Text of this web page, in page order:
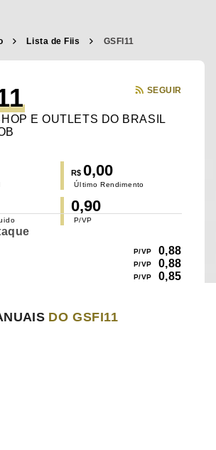
Lista de Fiis GSFI11
E OUTLETS DO BRASIL
SEGUIR
R$ 0,00
Último Rendimento
0,90
P/VP
0,88
0,88
0,85
DO GSFI11